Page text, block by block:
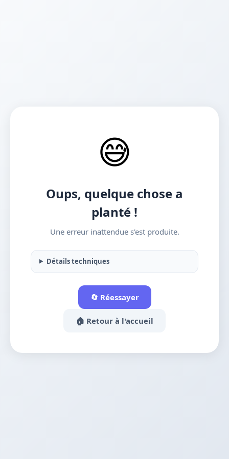
😅
Oups, quelque chose a
planté !
Une erreur inattendue s'est produite.
Détails techniques
🔄 Réessayer
🏠 Retour à l'accueil